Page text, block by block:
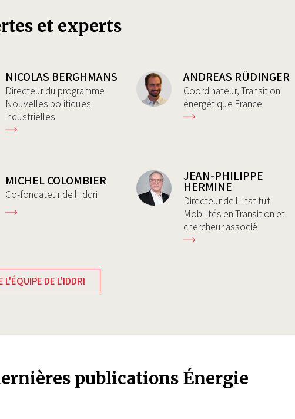
et experts
NICOLAS BERGHMANS
Directeur du programme
Nouvelles politiques
industrielles
ANDREAS RÜDINGER
Coordinateur, Transition
énergétique France
MICHEL COLOMBIER
Co-fondateur de l'Iddri
JEAN-PHILIPPE
HERMINE
Directeur de l'Institut
Mobilités en Transition et
chercheur associé
L'ÉQUIPE DE L'IDDRI
publications Énergie